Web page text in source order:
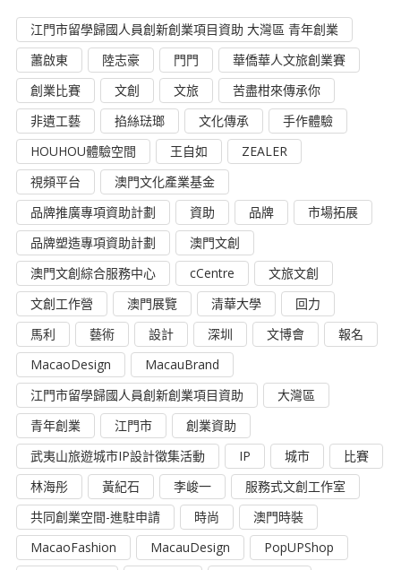
江門市留學歸國人員創新創業項目資助 大灣區 青年創業
蕭啟東
陸志豪 門門
華僑華人文旅創業賽
創業比賽
文創 文旅
苦盡柑來傳承你
非遺工藝
掐絲琺瑯 文化傳承
手作體驗
HOUHOU體驗空間
王自如
ZEALER
視頻平台
澳門文化產業基金
品牌推廣專項資助計劃
資助 品牌
市場拓展
品牌塑造專項資助計劃
澳門文創
澳門文創綜合服務中心
cCentre
文旅文創
文創工作營
澳門展覽 清華大學
回力
馬利
藝術 設計 深圳 文博會
報名
MacaoDesign
MacauBrand
江門市留學歸國人員創新創業項目資助
大灣區
青年創業
江門市
創業資助
武夷山旅遊城市IP設計徵集活動
IP 城市
比賽
林海彤
黃紀石 李峻一
服務式文創工作室
共同創業空間-進駐申請
時尚
澳門時裝
MacaoFashion
MacauDesign
PopUPShop